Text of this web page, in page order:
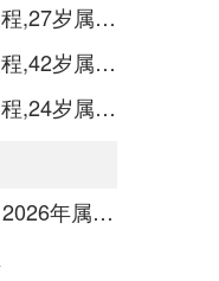
1997年属牛女2024年运势及运程,27岁属牛人2024全年每月运势女性如何
1982年属狗女2024年运势及运程,42岁属狗人2024全年每月运势女性如何
2000年属龙女2024年运势及运程,24岁属龙人2024全年每月运势女性如何
害太岁属牛的怎么化解2026年 2026年属牛害太岁怎么化解